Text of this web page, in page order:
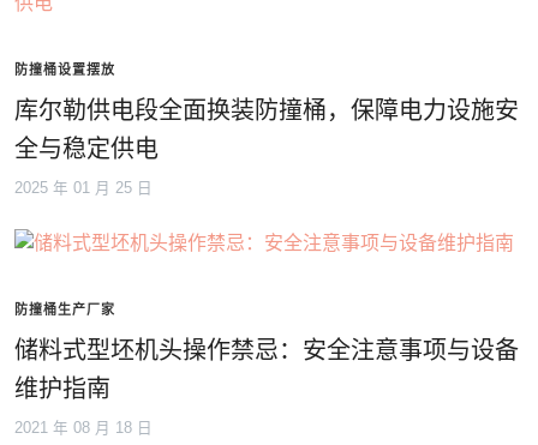
防撞桶设置摆放
库尔勒供电段全面换装防撞桶，保障电力设施安
全与稳定供电
2025 年 01 月 25 日
防撞桶生产厂家
储料式型坯机头操作禁忌：安全注意事项与设备
维护指南
2021 年 08 月 18 日